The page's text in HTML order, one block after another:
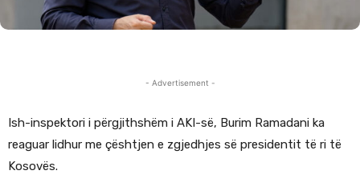
- Advertisement -
Ish-inspektori i përgjithshëm i AKI-së, Burim Ramadani ka
reaguar lidhur me çështjen e zgjedhjes së presidentit të ri të
Kosovës.